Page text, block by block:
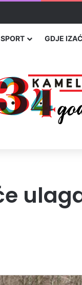
Memorijalni centar
SPORT GDJE